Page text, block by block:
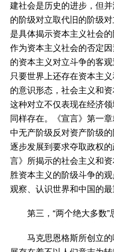
建社会是历史的进步，但
的阶级对立取代旧的阶级
是具体揭示资本主义社会
作为资本主义社会的否定
的资本主义对立斗争的客
只要世界上还存在资本主
的意识形态，社会主义和
这种对立不仅表现在经济
同样存在。《宣言》第一
中无产阶级反对资产阶级
逐步发展到要求夺取政权
言》所揭示的社会主义和
胜资本主义的阶级斗争的
观察、认识世界和中国的最
第三，“两个绝大多数”
马克思恩格斯所创立